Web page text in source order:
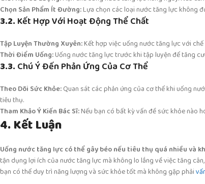
Chọn Sản Phẩm Ít Đường:Lựa chọn các loại nước tăng lực không
3.2. Kết Hợp Với Hoạt Động Thể Chất
Tập Luyện Thường Xuyên:Kết hợp việc uống nước tăng lực với
Thời Điểm Uống:Uống nước tăng lực trước khi tập luyện để tăng
3.3. Chú Ý Đến Phản Ứng Của Cơ Thể
Theo Dõi Sức Khỏe:Quan sát các phản ứng của cơ thể khi uống
tiêu thụ.
Tham Khảo Ý Kiến Bác Sĩ:Nếu bạn có bất kỳ vấn đề sức khỏe nào
4. Kết Luận
Uống nước tăng lực có thể gây béo nếu tiêu thụ quá nhiều và
tận dụng lợi ích của nước tăng lực mà không lo lắng về việc tăng
bạn có thể duy trì năng lượng và sức khỏe tốt mà không gặp phải